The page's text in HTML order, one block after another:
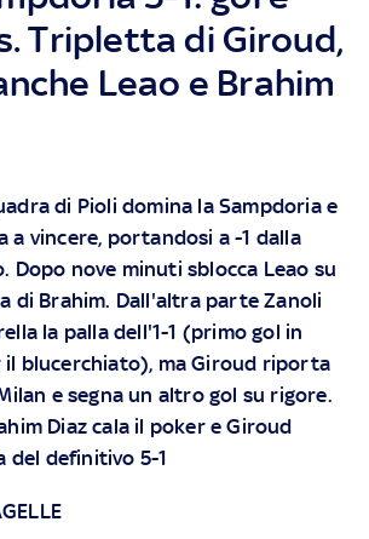
Tripletta di Giroud,
Leao e Brahim
di Pioli domina la Sampdoria e
a vincere, portandosi a -1 dalla
Dopo nove minuti sblocca Leao su
di Brahim. Dall'altra parte Zanoli
la palla dell'1-1 (primo gol in
il blucerchiato), ma Giroud riporta
e segna un altro gol su rigore.
Diaz cala il poker e Giroud
definitivo 5-1